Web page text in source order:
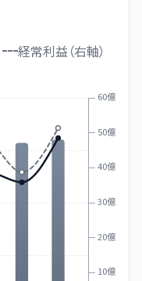
経常利益（右軸）
10億
20億
30億
40億
50億
60億